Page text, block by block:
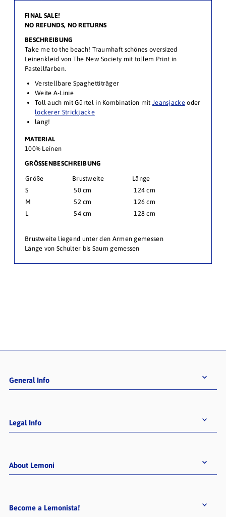
FINAL SALE!
NO REFUNDS, NO RETURNS
BESCHREIBUNG
Take me to the beach! Traumhaft schönes oversized
Leinenkleid von The New Society mit tollem Print in
Pastellfarben.
Verstellbare Spaghettiträger
Weite A-Linie
Toll auch mit Gürtel in Kombination mit Jeansjackeoder
lockerer Strickjacke
lang!
MATERIAL
100% Leinen
GRÖSSENBESCHREIBUNG
Größe
Brustweite
Länge
S
50 cm
124 cm
M
52 cm
126 cm
L
54 cm 128 cm
Brustweite liegend unter den Armen gemessen
Länge von Schulter bis Saum gemessen
General Info
Legal Info
About Lemoni
Become a Lemonista!